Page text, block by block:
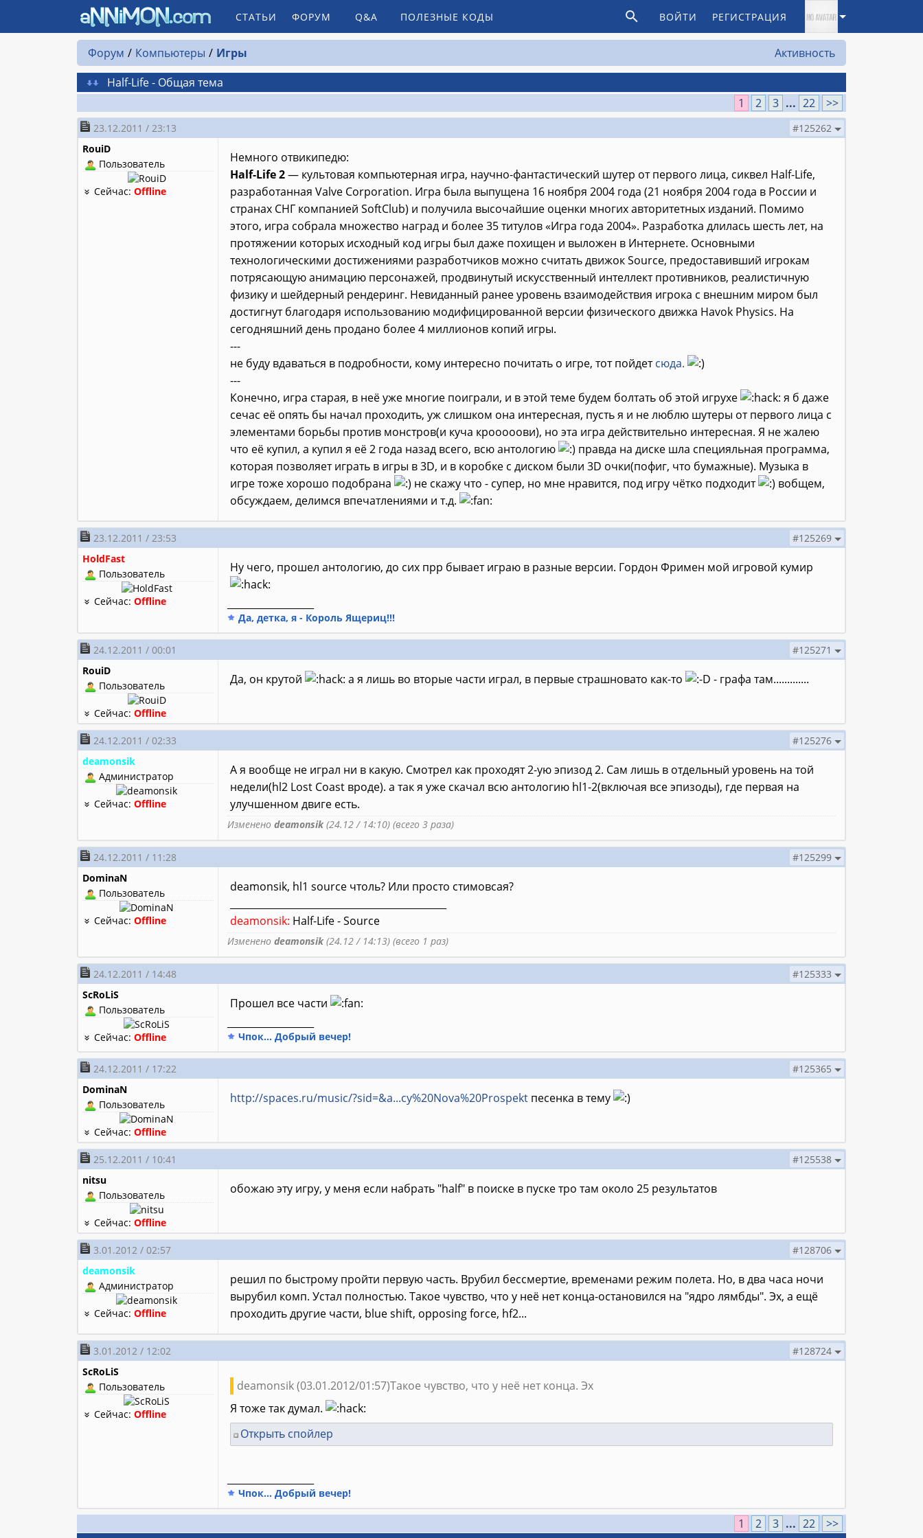
СТАТЬИ ФОРУМ Q&A ПОЛЕЗНЫЕ КОДЫ ВОЙТИ РЕГИСТРАЦИЯ
Форум Компьютеры Игры
Активность
Half-Life - Общая тема
1
2 3 ... 22 >>
23.12.2011 / 23:13
#125262
RouiD
Пользователь
Сейчас:Offline
Немного отвикипедю:
Half-Life 2— культовая компьютерная игра, научно-фантастический шутер от первого лица, сиквел Half-Life,
разработанная Valve Corporation. Игра была выпущена 16 ноября 2004 года (21 ноября 2004 года в России и
странах СНГ компанией SoftClub) и получила высочайшие оценки многих авторитетных изданий. Помимо
этого, игра собрала множество наград и более 35 титулов «Игра года 2004». Разработка длилась шесть лет, на
протяжении которых исходный код игры был даже похищен и выложен в Интернете. Основными
технологическими достижениями разработчиков можно считать движок Source, предоставивший игрокам
потрясающую анимацию персонажей, продвинутый искусственный интеллект противников, реалистичную
физику и шейдерный рендеринг. Невиданный ранее уровень взаимодействия игрока с внешним миром был
достигнут благодаря использованию модифицированной версии физического движка Havok Physics. На
сегодняшний день продано более 4 миллионов копий игры.
---
не буду вдаваться в подробности, кому интересно почитать о игре, тот пойдетсюда.
---
Конечно, игра старая, в неё уже многие поиграли, и в этой теме будем болтать об этой игрухе
я б даже
сечас её опять бы начал проходить, уж слишком она интересная, пусть я и не люблю шутеры от первого лица с
элементами борьбы против монстров(и куча крооооови), но эта игра действительно интересная. Я не жалею
что её купил, а купил я её 2 года назад всего, всю антологию
правда на диске шла специяльная программа,
которая позволяет играть в игры в 3D, и в коробке с диском были 3D очки(пофиг, что бумажные). Музыка в
игре тоже хорошо подобрана
не скажу что - супер, но мне нравится, под игру чётко подходит
вобщем,
обсуждаем, делимся впечатлениями и т.д.
23.12.2011 / 23:53
#125269
HoldFast
Пользователь
Сейчас:Offline
Ну чего, прошел антологию, до сих прр бывает играю в разные версии. Гордон Фримен мой игровой кумир
Да, детка, я - Король Ящериц!!!
24.12.2011 / 00:01
#125271
RouiD
Пользователь
Сейчас:Offline
Да, он крутой а я лишь во вторые части играл, в первые страшновато как-то - графа там.............
24.12.2011 / 02:33
#125276
deamonsik
Администратор
Сейчас:Offline
А я вообще не играл ни в какую. Смотрел как проходят 2-ую эпизод 2. Сам лишь в отдельный уровень на той
недели(hl2 Lost Coast вроде). a так я уже скачал всю антологию hl1-2(включая все эпизоды), где первая на
улучшенном двиге есть.
Изменено deamonsik(24.12 / 14:10) (всего 3 раза)
24.12.2011 / 11:28
#125299
DominaN
Пользователь
Сейчас:Offline
deamonsik, hl1 source чтоль? Или просто стимовсая?
deamonsik: Half-Life - Source
Изменено deamonsik(24.12 / 14:13) (всего 1 раз)
24.12.2011 / 14:48
#125333
ScRoLiS
Пользователь
Сейчас:Offline
Прошел все части
Чпок... Добрый вечер!
24.12.2011 / 17:22
#125365
DominaN
Пользователь
Сейчас:Offline
http://spaces.ru/music/?sid=&a...cy%20Nova%20Prospektпесенка в тему
25.12.2011 / 10:41
#125538
nitsu
Пользователь
Сейчас:Offline
обожаю эту игру, у меня если набрать "half" в поиске в пуске тро там около 25 результатов
3.01.2012 / 02:57
#128706
deamonsik
Администратор
Сейчас:Offline
решил по быстрому пройти первую часть. Врубил бессмертие, временами режим полета. Но, в два часа ночи
вырубил комп. Устал полностью. Такое чувство, что у неё нет конца-остановился на "ядро лямбды". Эх, а ещё
проходить другие части, blue shift, opposing force, hf2...
3.01.2012 / 12:02
#128724
ScRoLiS
Пользователь
Сейчас:Offline
deamonsik (03.01.2012/01:57)Такое чувство, что у неё нет конца. Эх
Я тоже так думал.
Открыть спойлер
Чпок... Добрый вечер!
1 2 3 ... 22
>>